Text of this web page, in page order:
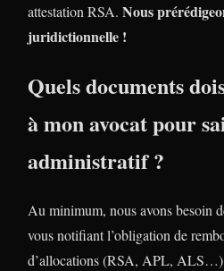
attestation RSA. Nous
juridictionnelle !
Quels documents
à mon avocat pour
administratif ?
Au minimum, nous avons besoin
vous notifiant l’obligation de
d’allocations (RSA, APL,